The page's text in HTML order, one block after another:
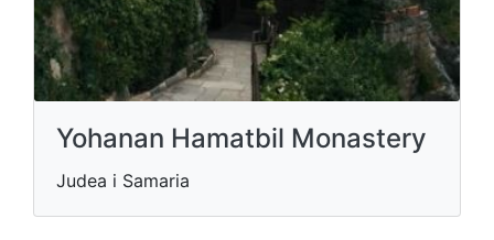
Yohanan Hamatbil Monastery
Judea i Samaria